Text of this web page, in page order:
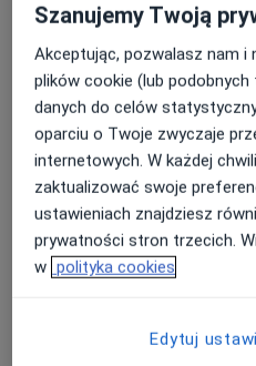
mgr Sonia Adamik
Psycholog, Psychoterapeuta·
13 opinii
Adres Online
Przemysłowa 1, Bytom •
G-Home Centrum
Szanujemy Twoją
Akceptując, pozwalasz nam i
plików cookie (lub
danych do celów
oparciu o Twoje zwyczaje
internetowych. W każdej
zaktualizować swoje
ustawieniach znajdziesz
prywatności stron trzecich.
w polityka cookies
Edytuj